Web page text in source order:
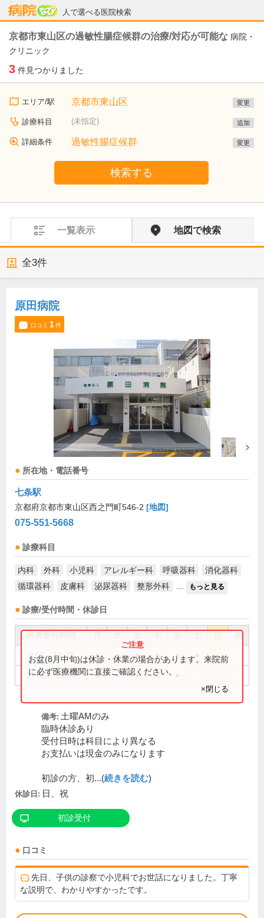
人で選べる医院検索
病院なび
京都市東山区の過敏性腸症候群の治療/対応が可能な 病院・
クリニック
3 件見つかりました
エリア/駅 京都市東山区 変更
診療科目 (未指定) 追加
詳細条件 過敏性腸症候群 変更
検索する
一覧表示 地図で検索
全3件
原田病院
口コミ 1件
所在地・電話番号
七条駅
京都府京都市東山区西之門町546-2 [地図]
075-551-5668
診療科目
内科 外科 小児科 アレルギー科 呼吸器科
消化器科
循環器科
皮膚科 泌尿器科 整形外科 もっと見る
診療/受付時間・休診日
祝
9:00～11:45 ● ● ● ● ●
17:30～19:45 ● ● ● ●
お盆(8月中旬)は休診・休業の場合があります。来院前
に必ず医療機関に直接ご確認ください。
×閉じる
備考: 土曜AMのみ
臨時休診あり
受付日時は科目により異なる
お支払いは現金のみになります
初診の方、初...(続きを読む)
休診日: 日、祝
初診受付
口コミ
先日、子供の診察で小児科でお世話になりました。丁寧
な説明で、わかりやすかったです。